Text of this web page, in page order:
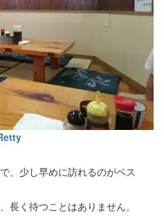
、少し早めに訪れるのがベス
長く待つことはありません。